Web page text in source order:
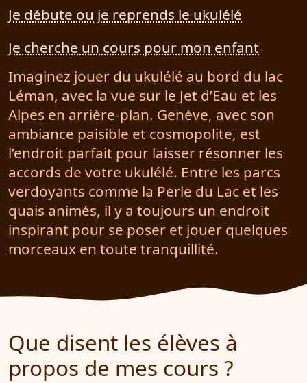
Je débute ou je reprends le ukulélé
Je cherche un cours pour mon enfant
Imaginez jouer du ukulélé au bord du lac
Léman, avec la vue sur le Jet d’Eau et les
Alpes en arrière-plan. Genève, avec son
ambiance paisible et cosmopolite, est
l’endroit parfait pour laisser résonner les
accords de votre ukulélé. Entre les parcs
verdoyants comme la Perle du Lac et les
quais animés, il y a toujours un endroit
inspirant pour se poser et jouer quelques
morceaux en toute tranquillité.
Que disent les élèves à
propos de mes cours ?